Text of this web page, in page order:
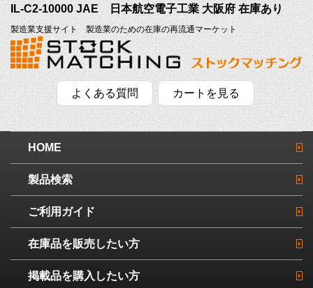
IL-C2-10000 JAE 日本航空電子工業 大阪府 在庫あり
製造業支援サイト 製造業のための在庫の再流通マーケット
よくある質問 カートを見る
HOME
製品検索
ご利用ガイド
在庫品を販売したい方
掲載品を購入したい方